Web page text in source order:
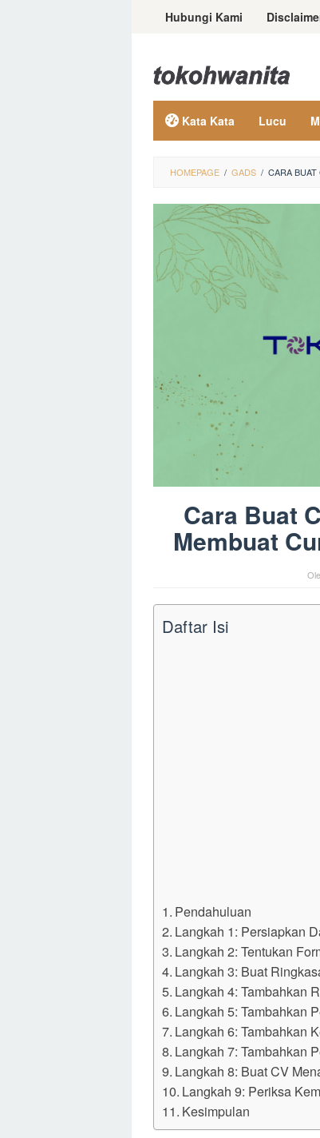
LoncatHubungi Kami
Kata Kata Lucu
HOMEPAGE / GADS / CARA
Cara Buat
Membuat
Daftar Isi
Pendahuluan
Langkah 1: Persiapkan
Langkah 2: Tentukan
Langkah 3: Buat
Langkah 4: Tambahkan
Langkah 5: Tambahkan
Langkah 6: Tambahkan
Langkah 7: Tambahkan
Langkah 8: Buat CV
Langkah 9: Periksa
Kesimpulan